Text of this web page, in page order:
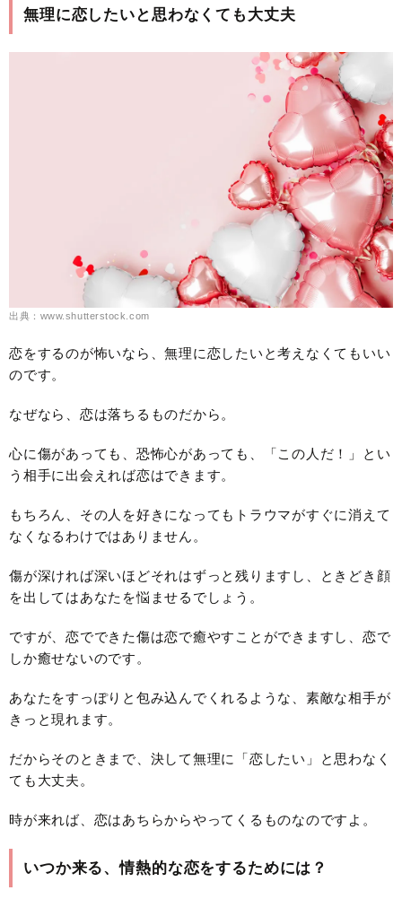
無理に恋したいと思わなくても大丈夫
出典：www.shutterstock.com
恋をするのが怖いなら、無理に恋したいと考えなくてもいい
のです。
なぜなら、恋は落ちるものだから。
心に傷があっても、恐怖心があっても、「この人だ！」とい
う相手に出会えれば恋はできます。
もちろん、その人を好きになってもトラウマがすぐに消えて
なくなるわけではありません。
傷が深ければ深いほどそれはずっと残りますし、ときどき顔
を出してはあなたを悩ませるでしょう。
ですが、恋でできた傷は恋で癒やすことができますし、恋で
しか癒せないのです。
あなたをすっぽりと包み込んでくれるような、素敵な相手が
きっと現れます。
だからそのときまで、決して無理に「恋したい」と思わなく
ても大丈夫。
時が来れば、恋はあちらからやってくるものなのですよ。
いつか来る、情熱的な恋をするためには？